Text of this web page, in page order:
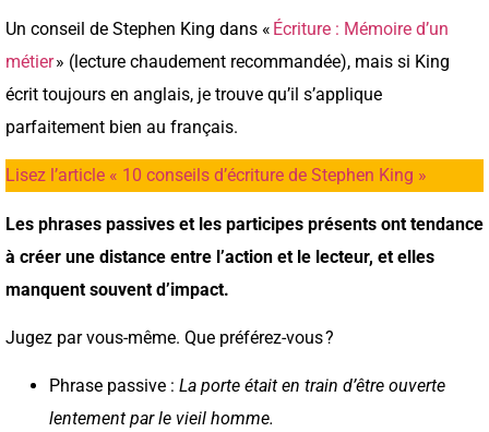
Un conseil de Stephen King dans « Écriture : Mémoire d’un
métier» (lecture chaudement recommandée), mais si King
écrit toujours en anglais, je trouve qu’il s’applique
parfaitement bien au français.
Lisez l’article « 10 conseils d’écriture de Stephen King »
Les phrases passives et les participes présents ont tendance
à créer une distance entre l’action et le lecteur, et elles
manquent souvent d’impact.
Jugez par vous-même. Que préférez-vous ?
Phrase passive : La porte était en train d’être ouverte
lentement par le vieil homme.